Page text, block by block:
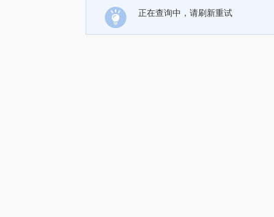
正在查询中，请刷新重试